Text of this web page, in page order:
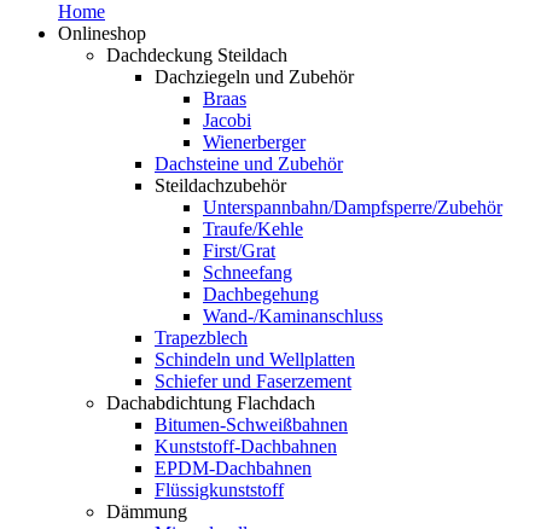
Home
Onlineshop
Dachdeckung Steildach
Dachziegeln und Zubehör
Braas
Jacobi
Wienerberger
Dachsteine und Zubehör
Steildachzubehör
Unterspannbahn/Dampfsperre/Zubehör
Traufe/Kehle
First/Grat
Schneefang
Dachbegehung
Wand-/Kaminanschluss
Trapezblech
Schindeln und Wellplatten
Schiefer und Faserzement
Dachabdichtung Flachdach
Bitumen-Schweißbahnen
Kunststoff-Dachbahnen
EPDM-Dachbahnen
Flüssigkunststoff
Dämmung